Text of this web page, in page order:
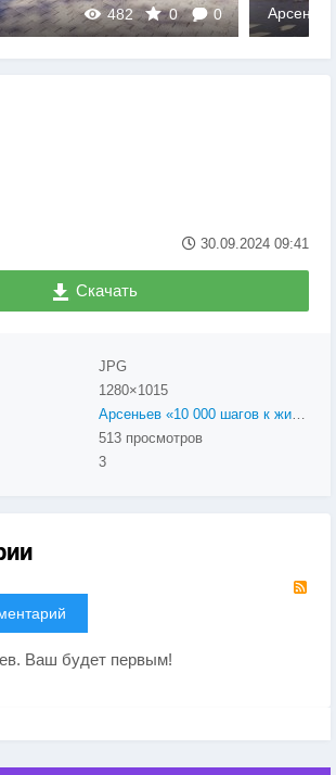
482 0 0 Арсеньев
30.09.2024 09:41
Скачать
JPG
1280×1015
Арсеньев «10 000 шагов к жизни» в 2024
513 просмотров
3
Ваш будет первым!